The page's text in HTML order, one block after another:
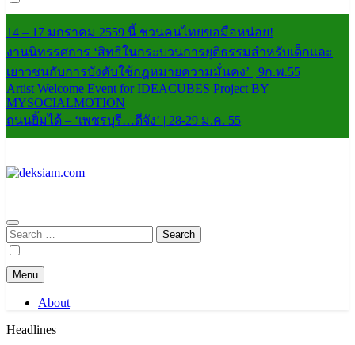
14 – 17 มกราคม 2559 นี้ ชวนคนไทยขอมือหน่อย!
งานนิทรรศการ ‘สิทธิในกระบวนการยุติธรรมสำหรับเด็กและ
เยาวชนกับการบังคับใช้กฎหมายความมั่นคง’ | 9ก.พ.55
Artist Welcome Event for IDEACUBES Project BY
MYSOCIALMOTION
ถนนยิ้มได้ – ‘เพชรบุรี…ดีจัง’ | 28-29 ม.ค. 55
Search
for:
Menu
About
Headlines